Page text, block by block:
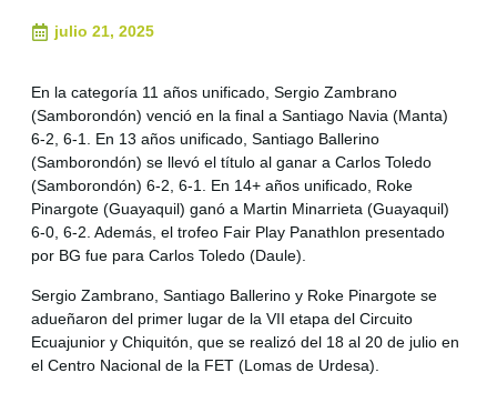
julio 21, 2025
En la categoría 11 años unificado, Sergio Zambrano
(Samborondón) venció en la final a Santiago Navia (Manta)
6-2, 6-1. En 13 años unificado, Santiago Ballerino
(Samborondón) se llevó el título al ganar a Carlos Toledo
(Samborondón) 6-2, 6-1. En 14+ años unificado, Roke
Pinargote (Guayaquil) ganó a Martin Minarrieta (Guayaquil)
6-0, 6-2. Además, el trofeo Fair Play Panathlon presentado
por BG fue para Carlos Toledo (Daule).
Sergio Zambrano, Santiago Ballerino y Roke Pinargote se
adueñaron del primer lugar de la VII etapa del Circuito
Ecuajunior y Chiquitón, que se realizó del 18 al 20 de julio en
el Centro Nacional de la FET (Lomas de Urdesa).